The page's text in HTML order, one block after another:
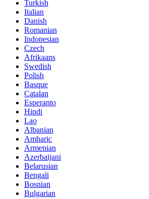
Turkish
Italian
Danish
Romanian
Indonesian
Czech
Afrikaans
Swedish
Polish
Basque
Catalan
Esperanto
Hindi
Lao
Albanian
Amharic
Armenian
Azerbaijani
Belarusian
Bengali
Bosnian
Bulgarian